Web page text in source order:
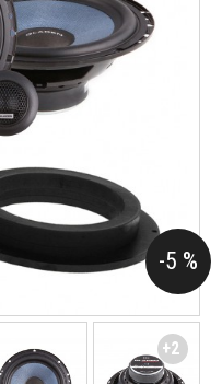
-5 %
+2